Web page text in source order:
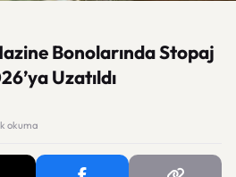
Bonolarında Stopaj
Uzatıldı
okuma